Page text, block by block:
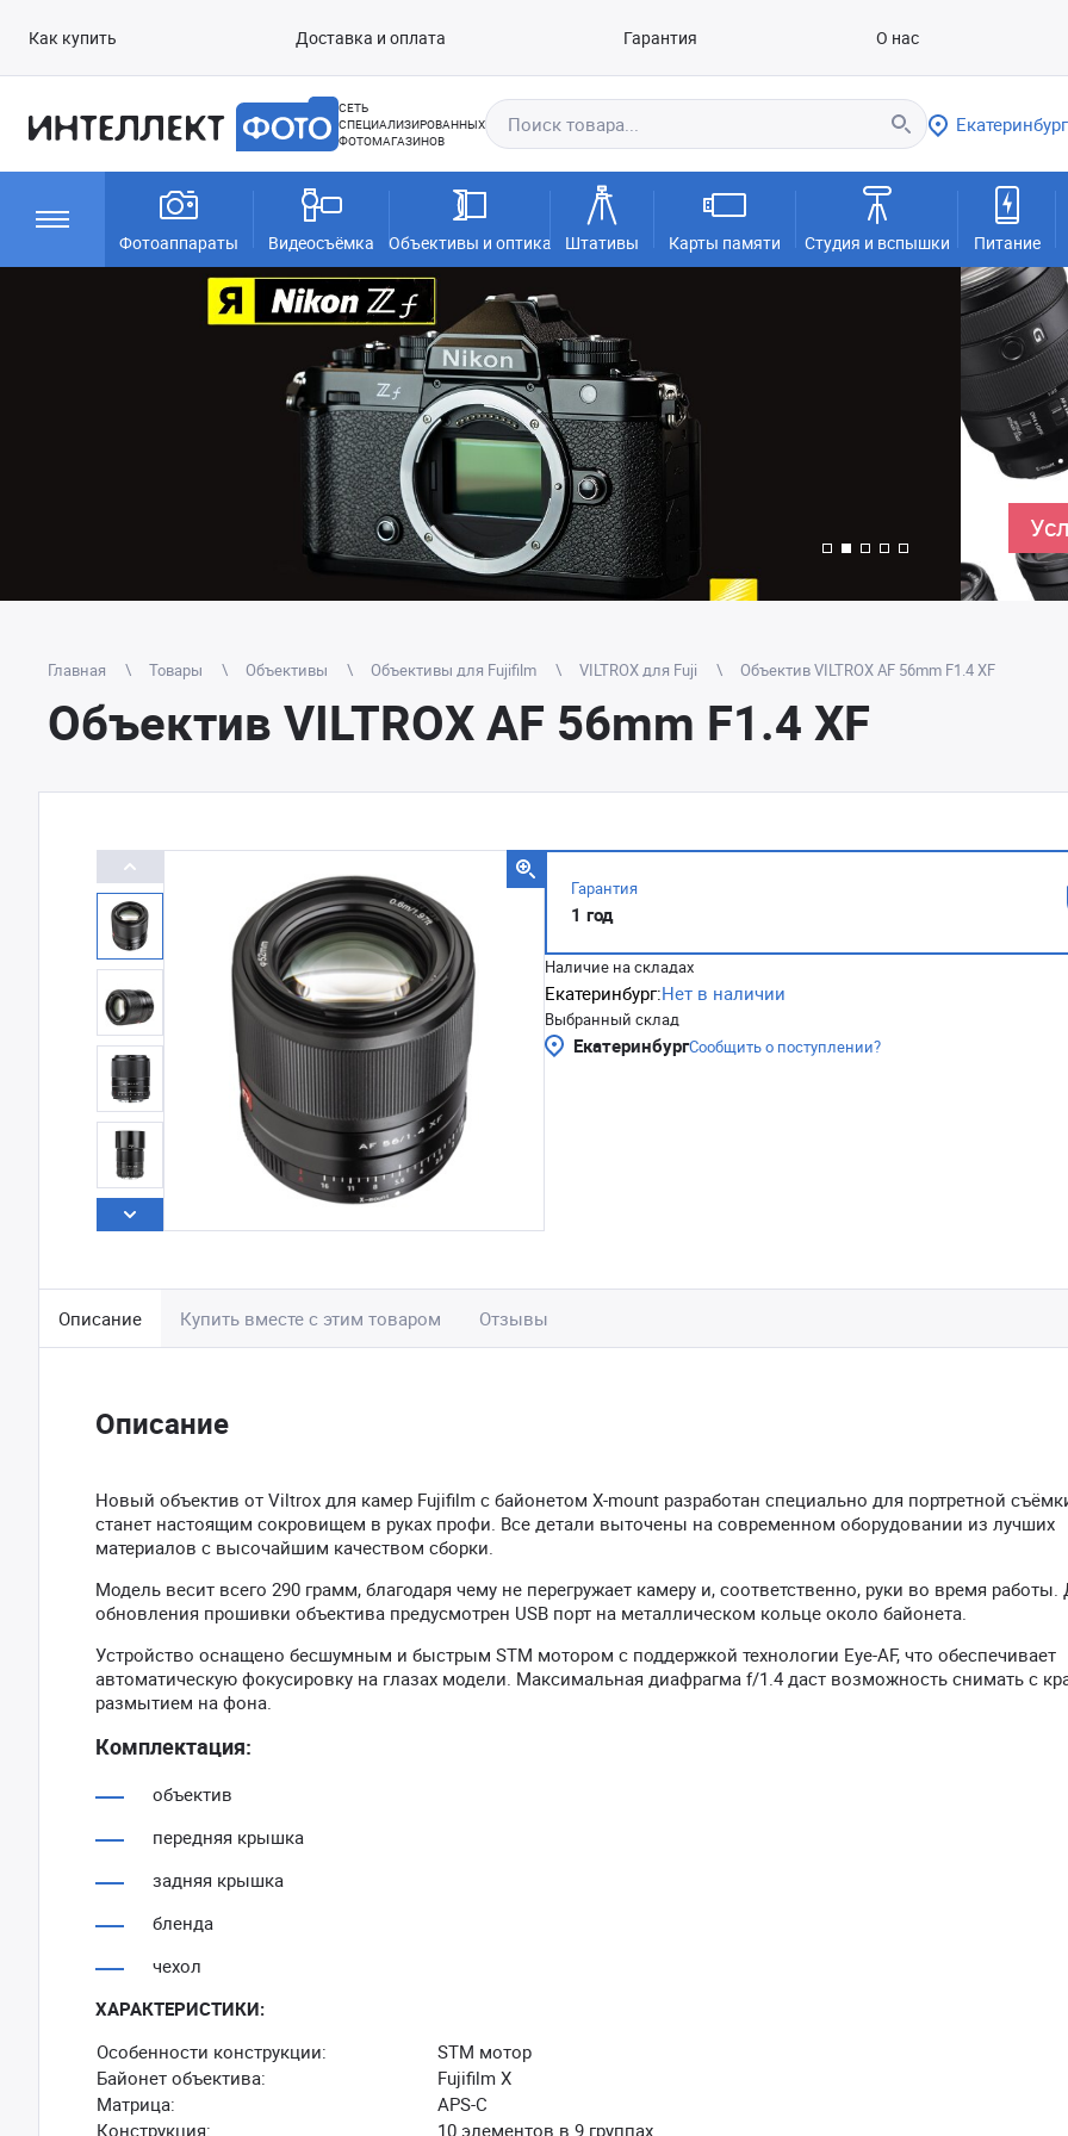
Как купить Доставка и оплата Гарантия О нас
СЕТЬ
СПЕЦИАЛИЗИРОВАННЫХ
ФОТОМАГАЗИНОВ
Екатеринбург
Фотоаппараты Видеосъёмка Объективы и оптика Штативы Карты памяти Студия и вспышки Питание
Главная Товары Объективы Объективы для Fujifilm VILTROX для Fuji Объектив VILTROX AF 56mm F1.4 XF
Объектив VILTROX AF 56mm F1.4 XF
Гарантия
1 год
Наличие на складах
Екатеринбург:Нет в наличии
Выбранный склад
ЕкатеринбургСообщить о поступлении?
Описание Купить вместе с этим товаром Отзывы
Описание
Новый объектив от Viltrox для камер Fujifilm с байонетом X-mount разработан специально для портретной
станет настоящим сокровищем в руках профи. Все детали выточены на современном оборудовании из лучших
материалов с высочайшим качеством сборки.
Модель весит всего 290 грамм, благодаря чему не перегружает камеру и, соответственно, руки во время работы.
обновления прошивки объектива предусмотрен USB порт на металлическом кольце около байонета.
Устройство оснащено бесшумным и быстрым STM мотором с поддержкой технологии Eye-AF, что обеспечивает
автоматическую фокусировку на глазах модели. Максимальная диафрагма f/1.4 даст возможность снимать с
размытием на фона.
Комплектация:
объектив
передняя крышка
задняя крышка
бленда
чехол
ХАРАКТЕРИСТИКИ:
Особенности конструкции:
STM мотор
Байонет объектива:
Fujifilm X
Матрица:
APS-C
Конструкция:
10 элементов в 9 группах